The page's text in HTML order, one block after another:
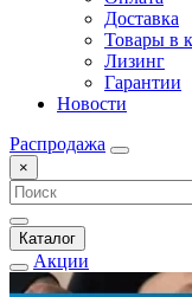
Доставка
Товары в
Лизинг
Гарантии
Новости
Распродажа
×
Каталог
Акции